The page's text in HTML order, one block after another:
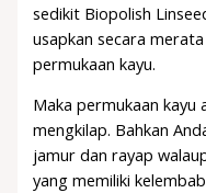
sedikit Biopolish
usapkan secara
permukaan kayu.
Maka permukaan kayu
mengkilap. Bahkan
jamur dan rayap
yang memiliki